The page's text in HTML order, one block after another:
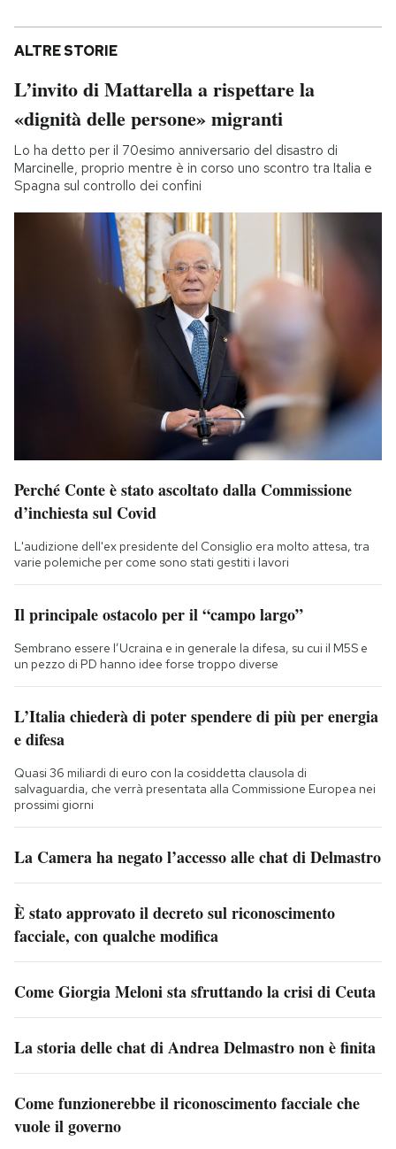
ALTRE STORIE
L’invito di Mattarella a rispettare la
«dignità delle persone» migranti
Lo ha detto per il 70esimo anniversario del disastro di
Marcinelle, proprio mentre è in corso uno scontro tra Italia e
Spagna sul controllo dei confini
Perché Conte è stato ascoltato dalla Commissione
d’inchiesta sul Covid
L'audizione dell'ex presidente del Consiglio era molto attesa, tra
varie polemiche per come sono stati gestiti i lavori
Il principale ostacolo per il “campo largo”
Sembrano essere l’Ucraina e in generale la difesa, su cui il M5S e
un pezzo di PD hanno idee forse troppo diverse
L’Italia chiederà di poter spendere di più per energia
e difesa
Quasi 36 miliardi di euro con la cosiddetta clausola di
salvaguardia, che verrà presentata alla Commissione Europea nei
prossimi giorni
La Camera ha negato l’accesso alle chat di Delmastro
È stato approvato il decreto sul riconoscimento
facciale, con qualche modifica
Come Giorgia Meloni sta sfruttando la crisi di Ceuta
La storia delle chat di Andrea Delmastro non è finita
Come funzionerebbe il riconoscimento facciale che
vuole il governo